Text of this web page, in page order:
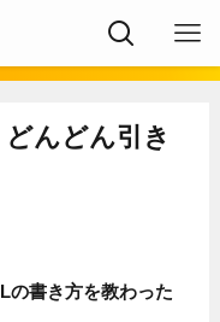
んどん引き
の書き方を教わった